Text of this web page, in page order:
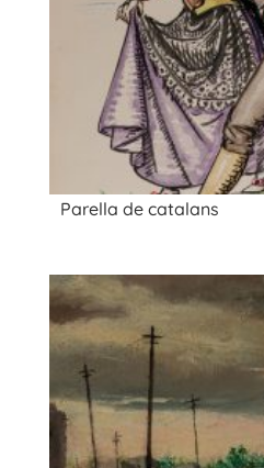
Parella de catalans